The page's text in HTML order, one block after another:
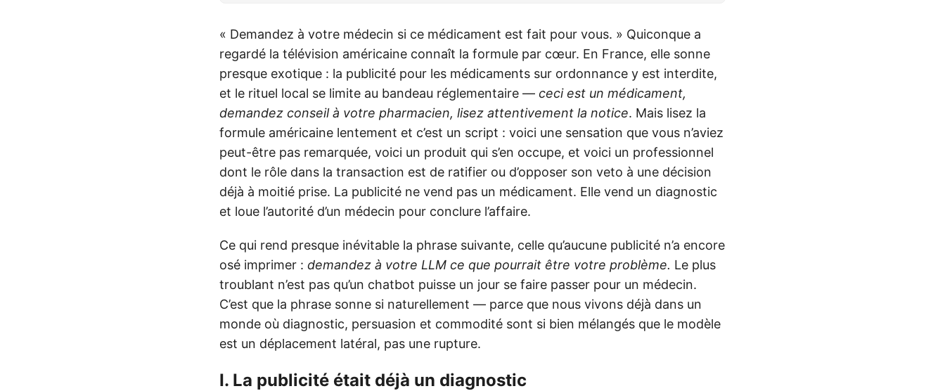
« Demandez à votre médecin si ce médicament est fait pour vous. » Quiconque a
regardé la télévision américaine connaît la formule par cœur. En France, elle sonne
presque exotique : la publicité pour les médicaments sur ordonnance y est interdite,
et le rituel local se limite au bandeau réglementaire — ceci est un médicament,
demandez conseil à votre pharmacien, lisez attentivement la notice. Mais lisez la
formule américaine lentement et c’est un script : voici une sensation que vous n’aviez
peut-être pas remarquée, voici un produit qui s’en occupe, et voici un professionnel
dont le rôle dans la transaction est de ratifier ou d’opposer son veto à une décision
déjà à moitié prise. La publicité ne vend pas un médicament. Elle vend un diagnostic
et loue l’autorité d’un médecin pour conclure l’affaire.
Ce qui rend presque inévitable la phrase suivante, celle qu’aucune publicité n’a encore
osé imprimer : demandez à votre LLM ce que pourrait être votre problème. Le plus
troublant n’est pas qu’un chatbot puisse un jour se faire passer pour un médecin.
C’est que la phrase sonne si naturellement — parce que nous vivons déjà dans un
monde où diagnostic, persuasion et commodité sont si bien mélangés que le modèle
est un déplacement latéral, pas une rupture.
I. La publicité était déjà un diagnostic